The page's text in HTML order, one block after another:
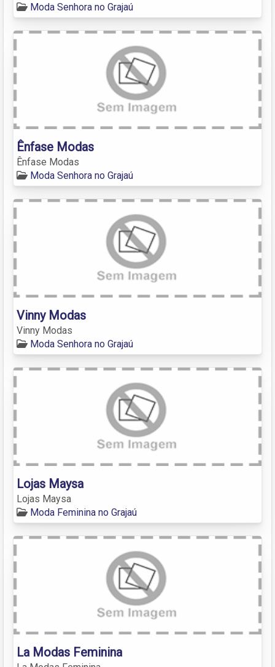
Moda Senhora no Grajaú
Ênfase Modas
Ênfase Modas
Moda Senhora no Grajaú
Vinny Modas
Vinny Modas
Moda Senhora no Grajaú
Lojas Maysa
Lojas Maysa
Moda Feminina no Grajaú
La Modas Feminina